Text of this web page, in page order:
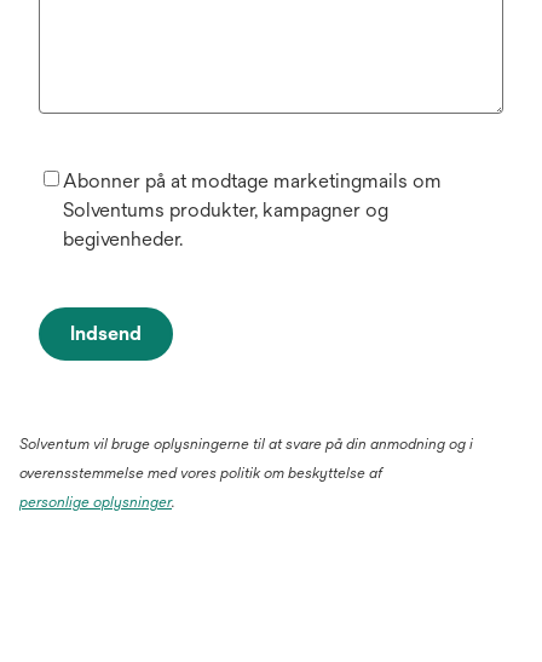
Abonner på at modtage marketingmails om
Solventums produkter, kampagner og
begivenheder.
Indsend
Solventum vil bruge oplysningerne til at svare på din anmodning og i
overensstemmelse med vores politik om beskyttelse af
personlige oplysninger.